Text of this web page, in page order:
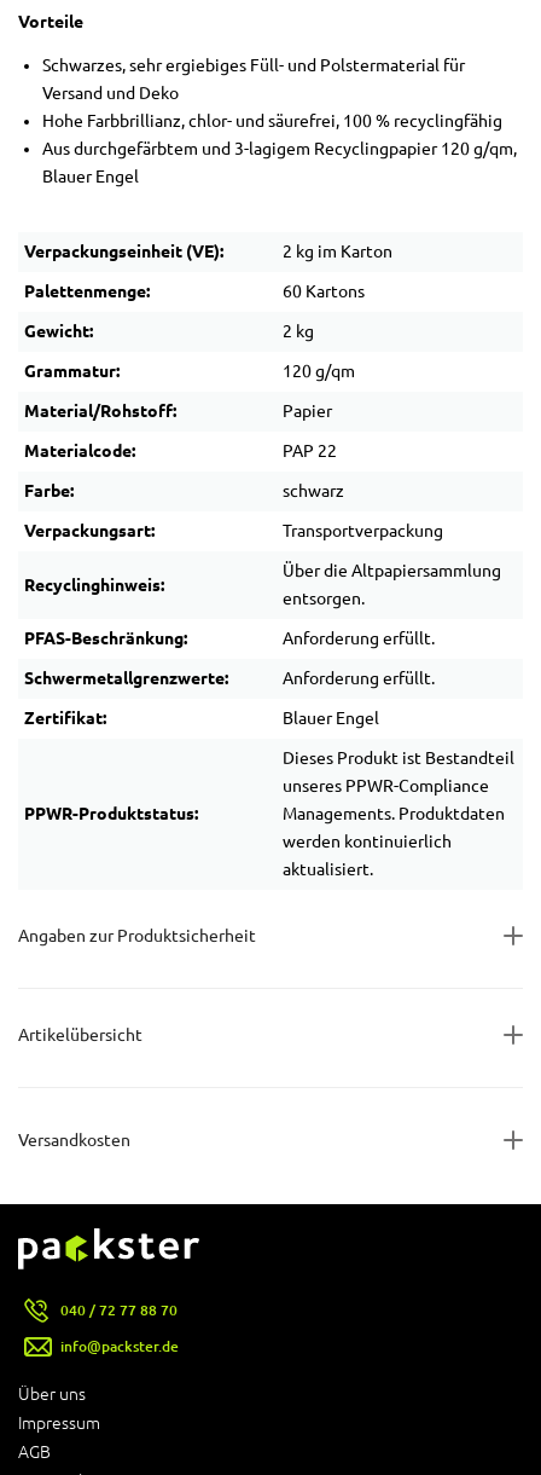
Vorteile
Schwarzes, sehr ergiebiges Füll- und Polstermaterial für
Versand und Deko
Hohe Farbbrillianz, chlor- und säurefrei, 100 % recyclingfähig
Aus durchgefärbtem und 3-lagigem Recyclingpapier 120 g/qm,
Blauer Engel
Verpackungseinheit (VE): 2 kg im Karton
Palettenmenge: 60 Kartons
Gewicht: 2 kg
Grammatur: 120 g/qm
Material/Rohstoff: Papier
Materialcode: PAP 22
Farbe: schwarz
Verpackungsart: Transportverpackung
Recyclinghinweis:
Über die Altpapiersammlung
entsorgen.
PFAS-Beschränkung: Anforderung erfüllt.
Schwermetallgrenzwerte: Anforderung erfüllt.
Zertifikat: Blauer Engel
PPWR-Produktstatus:
Dieses Produkt ist Bestandteil
unseres PPWR-Compliance
Managements. Produktdaten
werden kontinuierlich
aktualisiert.
Angaben zur Produktsicherheit
Artikelübersicht
Versandkosten
Über uns
Impressum
AGB
040 / 72 77 88 70
info@packster.de